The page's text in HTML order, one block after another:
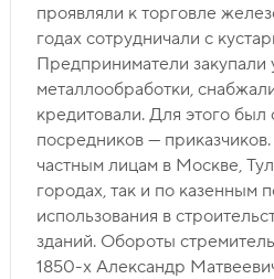
проявляли к торговле
годах сотрудничали с
Предприниматели закупали
металлообработки,
кредитовали. Для этого был
посредников —
частным лицам в Москве,
городах, так и по казенным
использования в
зданий. Обороты
1850-х Александр